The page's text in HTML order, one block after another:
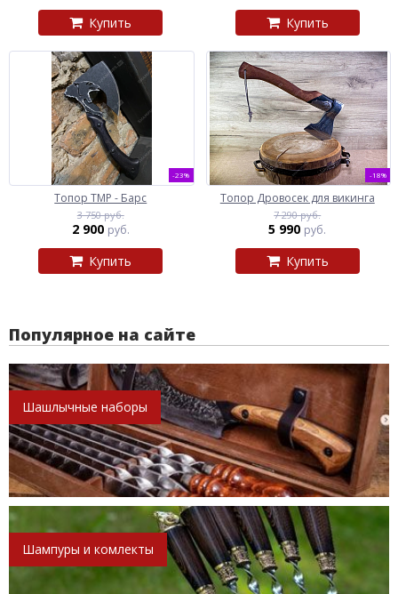
Купить Купить
-23%
Топор ТМР - Барс
3 750 руб.
2 900 руб.
Купить
-18%
Топор Дровосек для викинга
7 290 руб.
5 990 руб.
Купить
Популярное на сайте
Шашлычные наборы
Шампуры и комлекты